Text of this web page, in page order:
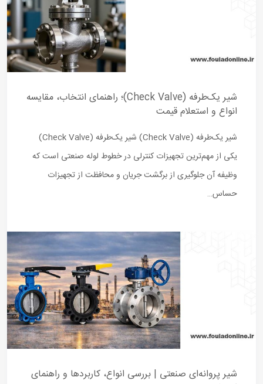
شیر یک‌طرفه (Check Valve)؛ راهنمای انتخاب، مقایسه
انواع و استعلام قیمت
شیر یک‌طرفه (Check Valve) شیر یک‌طرفه (Check Valve)
یکی از مهم‌ترین تجهیزات کنترلی در خطوط لوله صنعتی است که
وظیفه آن جلوگیری از برگشت جریان و محافظت از تجهیزات
حساس…
شیر پروانه‌ای صنعتی | بررسی انواع، کاربردها و راهنمای